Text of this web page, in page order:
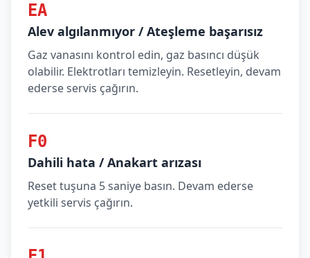
EA
Alev algılanmıyor / Ateşleme başarısız
Gaz vanasını kontrol edin, gaz basıncı düşük
olabilir. Elektrotları temizleyin. Resetleyin, devam
ederse servis çağırın.
F0
Dahili hata / Anakart arızası
Reset tuşuna 5 saniye basın. Devam ederse
yetkili servis çağırın.